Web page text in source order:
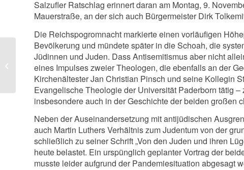
Salzufler Ratschlag erinnert daran am Montag, 9.
Mauerstraße, an der sich auch Bürgermeister Dirk
Die Reichspogromnacht markierte einen vorläufigen
Bevölkerung und mündete später in die Schoah, die
Jüdinnen und Juden. Dass Antisemitismus aber nicht
eines Impulses zweier Theologen, die ebenfalls an der
Kirchenältester Jan Christian Pinsch und seine Kollegin
Evangelische Theologie der Universität Paderborn tätig
insbesondere auch in der Geschichte der beiden großen
Neben der Auseinandersetzung mit antijüdischen
auch Martin Luthers Verhältnis zum Judentum von der
schließlich zu seiner Schrift „Von den Juden und ihren
heute belastet. Ein urspünglich geplanter Vortrag der
musste leider aufgrund der Pandemiesituation abgesagt
Manfred Brüning liest
am 22. Oktober in der
Kilianskirche